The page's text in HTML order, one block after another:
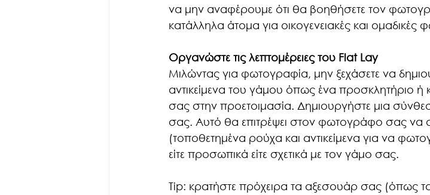
να μην αναφέρουμε ότι θα βοηθήσετε τον
κατάλληλα άτομα για οικογενειακές και ομαδικές
Οργανώστε τις λεπτομέρειες του Flat Lay
Μιλώντας για φωτογραφία, μην ξεχάσετε να
αντικείμενα του γάμου όπως ένα προσκλητήριο ή
σας στην προετοιμασία. Δημιουργήστε μια
σας. Αυτό θα επιτρέψει στον φωτογράφο σας να
(τοποθετημένα ρoύχα και αντικείμενα για να
είτε προσωπικά είτε σχετικά με τον γάμο σας.
Tip: κρατήστε πρόχειρα τα αξεσουάρ σας (όπως τα